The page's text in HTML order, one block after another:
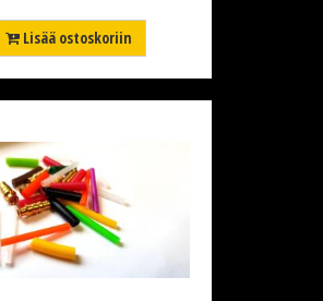
Lisää ostoskoriin